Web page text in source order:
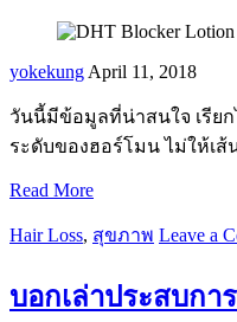
yokekung April 11, 2018
วันนี้มีข้อมูลที่น่าสนใจ เรีย
ระดับของฮอร์โมน ไม่ให้เ
Read More
Hair Loss, สุขภาพ Leave a
บอกเล่าประสบก